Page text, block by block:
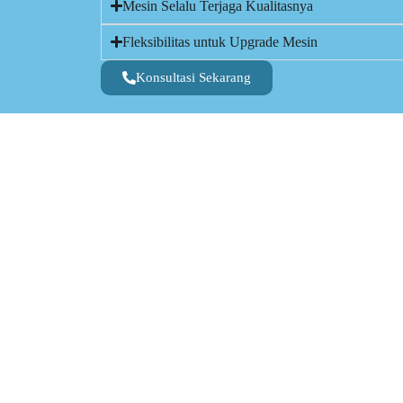
Mesin Selalu Terjaga Kualitasnya
Fleksibilitas untuk Upgrade Mesin
Konsultasi Sekarang